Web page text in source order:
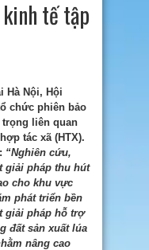
tế tập
Hà Nội, Hội
chức phiên bảo
liên quan
tác xã (HTX).
“Nghiên cứu,
giải pháp thu hút
cho khu vực
phát triển bền
giải pháp hỗ trợ
đất sản xuất lúa
nâng cao